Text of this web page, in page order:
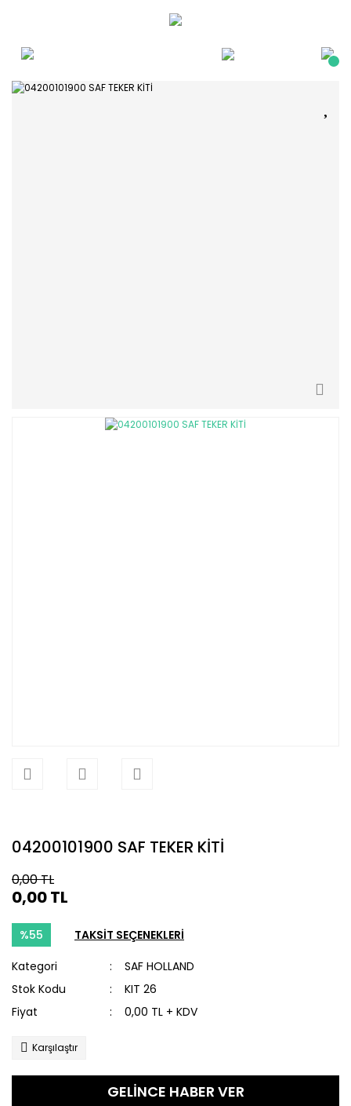
04200101900 SAF TEKER KİTİ
0,00 TL
0,00 TL
%55 TAKSİT SEÇENEKLERİ
Kategori
SAF HOLLAND
Stok Kodu
KIT 26
Fiyat
0,00 TL + KDV
Karşılaştır
GELİNCE HABER VER